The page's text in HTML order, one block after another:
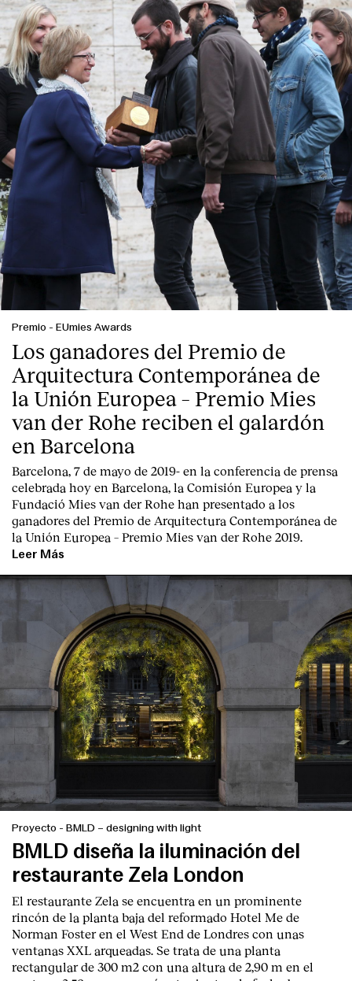
Clientes
Premio - EUmies Awards
Los ganadores del Premio de
Arquitectura Contemporánea de
la Unión Europea – Premio Mies
van der Rohe reciben el galardón
en Barcelona
Barcelona, 7 de mayo de 2019- en la conferencia de prensa
celebrada hoy en Barcelona, la Comisión Europea y la
Fundació Mies van der Rohe han presentado a los
ganadores del Premio de Arquitectura Contemporánea de
la Unión Europea – Premio Mies van der Rohe 2019.
Leer Más
Proyecto - BMLD – designing with light
BMLD diseña la iluminación del
restaurante Zela London
El restaurante Zela se encuentra en un prominente
rincón de la planta baja del reformado Hotel Me de
Norman Foster en el West End de Londres con unas
ventanas XXL arqueadas. Se trata de una planta
rectangular de 300 m2 con una altura de 2,90 m en el